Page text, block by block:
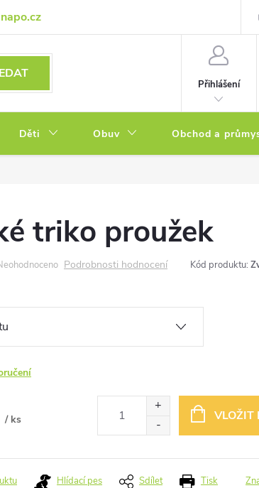
a výměna zboží Podmínky ochrany osobních
Přihlášení
Děti Obuv Obchod a
triko proužek
Podrobnosti hodnocení Kód produktu:
/ ks
VLOŽIT
Tisk
Hlídací pes Sdílet